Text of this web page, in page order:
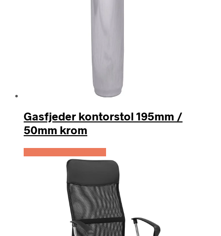
Gasfjeder kontorstol 195mm /
50mm krom